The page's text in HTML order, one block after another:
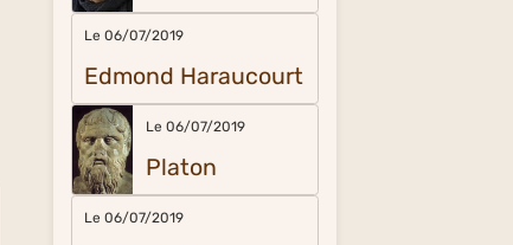
Le 06/07/2019
Edmond Haraucourt
Le 06/07/2019
Platon
Le 06/07/2019